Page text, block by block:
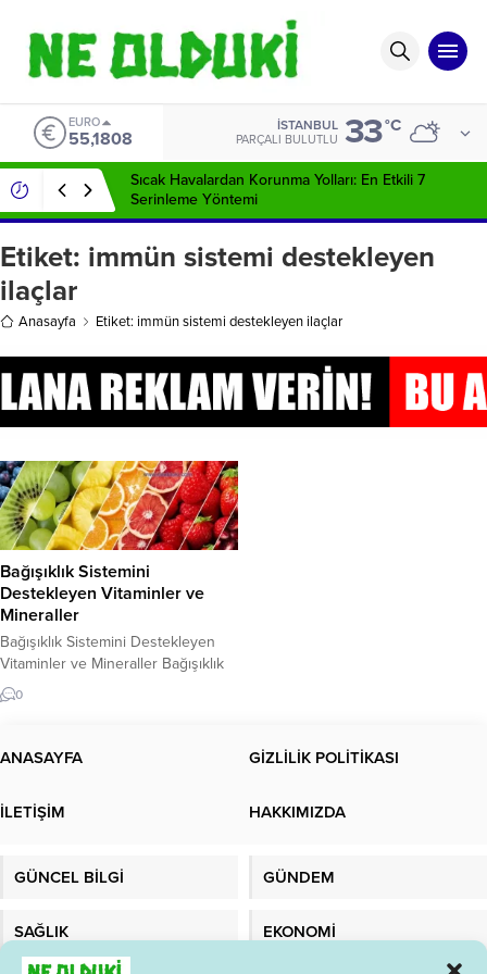
EURO
55,1808
İSTANBUL
PARÇALI BULUTLU 33°C
Sıcak Havalardan Korunma Yolları: En Etkili 7
Serinleme Yöntemi
Etiket: immün sistemi destekleyen
ilaçlar
Anasayfa Etiket: immün sistemi destekleyen ilaçlar
Bağışıklık Sistemini
Destekleyen Vitaminler ve
Mineraller
Bağışıklık Sistemini Destekleyen
Vitaminler ve Mineraller Bağışıklık
sistemi, vücudun enfeksiyonlarla
mücadele etmesinde önemli bir rol
sistemi sağlıklı bir şekilde çalıştığı
bağışıklık sistemi için, doğru
vitaminler ve mineraller hakkında
0
ANASAYFA GİZLİLİK POLİTİKASI
İLETİŞİM HAKKIMIZDA
GÜNCEL BİLGİ GÜNDEM
SAĞLIK EKONOMİ